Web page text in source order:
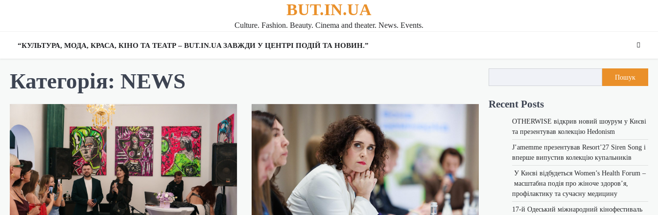
BUT.IN.UA
Culture. Fashion. Beauty. Cinema and theater. News. Events.
“КУЛЬТУРА, МОДА, КРАСА, КІНО ТА ТЕАТР – BUT.IN.UA ЗАВЖДИ У ЦЕНТРІ ПОДІЙ ТА НОВИН.”
Категорія: NEWS Пошук
Recent Posts
OTHERWISE відкрив новий шоурум у Києві
та презентував колекцію Hedonism
J’amemme презентував Resort’27 Siren Song і
вперше випустив колекцію купальників
У Києві відбудеться Women’s Health Forum –
масштабна подія про жіноче здоров’я,
профілактику та сучасну медицину
17-й Одеський міжнародний кінофестиваль